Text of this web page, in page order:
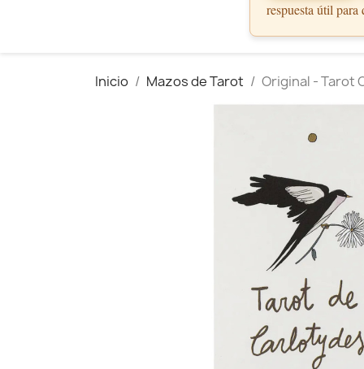
respuesta útil para
Inicio Mazos de Tarot Original - Tarot